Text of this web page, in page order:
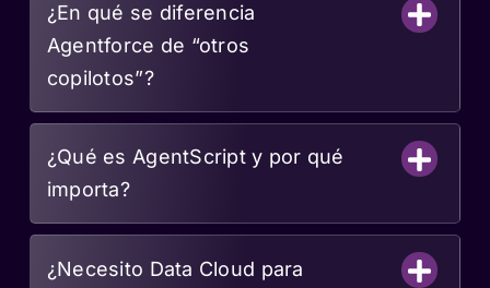
¿En qué se diferencia
Agentforce de “otros
copilotos”?
¿Qué es AgentScript y por qué
importa?
¿Necesito Data Cloud para